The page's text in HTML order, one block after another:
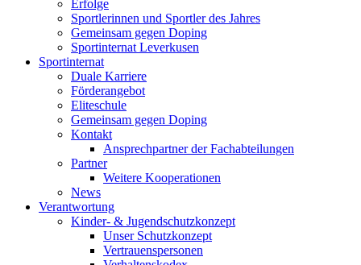
Erfolge
Sportlerinnen und Sportler des Jahres
Gemeinsam gegen Doping
Sportinternat Leverkusen
Sportinternat
Duale Karriere
Förderangebot
Eliteschule
Gemeinsam gegen Doping
Kontakt
Ansprechpartner der Fachabteilungen
Partner
Weitere Kooperationen
News
Verantwortung
Kinder- & Jugendschutzkonzept
Unser Schutzkonzept
Vertrauenspersonen